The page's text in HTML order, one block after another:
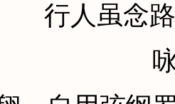
行人虽念